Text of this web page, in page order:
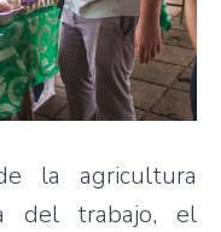
la agricultura
del trabajo, el